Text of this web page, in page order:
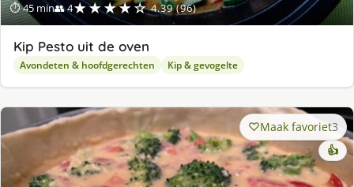
⏱ 45 min👥 4★★★★☆ 4.39 (96)
Kip Pesto uit de oven
Avondeten & hoofdgerechten Kip & gevogelte
Maak favoriet3
👍